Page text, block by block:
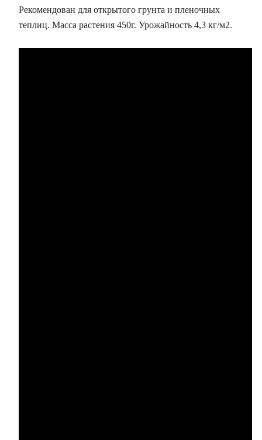
Рекомендован для открытого грунта и пленочных
теплиц. Масса растения 450г. Урожайность 4,3 кг/м2.